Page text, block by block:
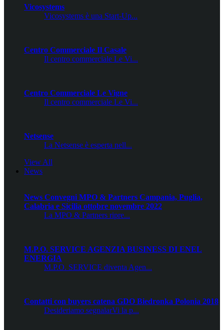
Vicosystems
Vicosystems è una Start-Up...
Centro Commerciale Il Casale
Il centro commerciale Le Vi...
Centro Commerciale Le Vigne
Il centro commerciale Le Vi...
Netsense
La Netsense è esperta nell...
View All
News
News Convegni MPO & Partners Campania, Puglia,
Calabria e Sicilia ottobre novembre 2022
La MPO & Partners ripre...
M.P.O. SERVICE AGENZIA BUSINESS DI ENEL
ENERGIA
M.P.O. SERVICE diventa Agen...
Contatti con buyers catena GDO Biedronka Polonia 2018
Desideriamo segnalarVi la p...